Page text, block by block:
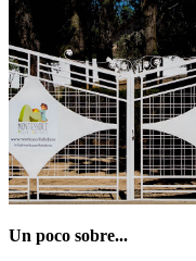
Un poco sobre...